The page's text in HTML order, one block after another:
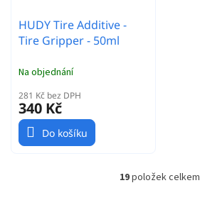
HUDY Tire Additive -
Tire Gripper - 50ml
Na objednání
281 Kč bez DPH
340 Kč
Do košíku
O
19položek celkem